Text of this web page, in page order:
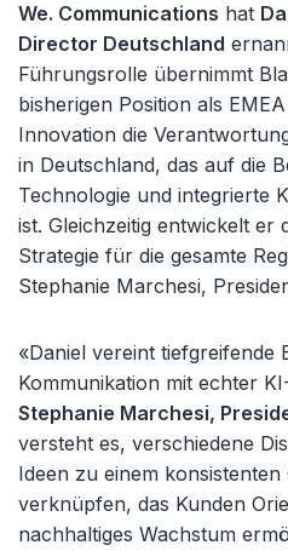
We. Communications hat
Director Deutschland
Führungsrolle übernimmt
bisherigen Position als
Innovation die
in Deutschland, das auf die
Technologie und integrierte
ist. Gleichzeitig entwickelt er
Strategie für die gesamte
Stephanie Marchesi,
«Daniel vereint tiefgreifende
Kommunikation mit echter
Stephanie Marchesi,
versteht es, verschiedene
Ideen zu einem konsistenten
verknüpfen, das Kunden
nachhaltiges Wachstum